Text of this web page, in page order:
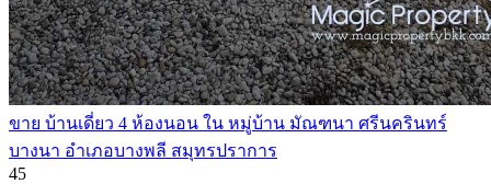
ขาย บ้านเดี่ยว 4 ห้องนอน ใน หมู่บ้าน มัณฑนา ศรีนครินทร์
บางนา อำเภอบางพลี สมุทรปราการ
45